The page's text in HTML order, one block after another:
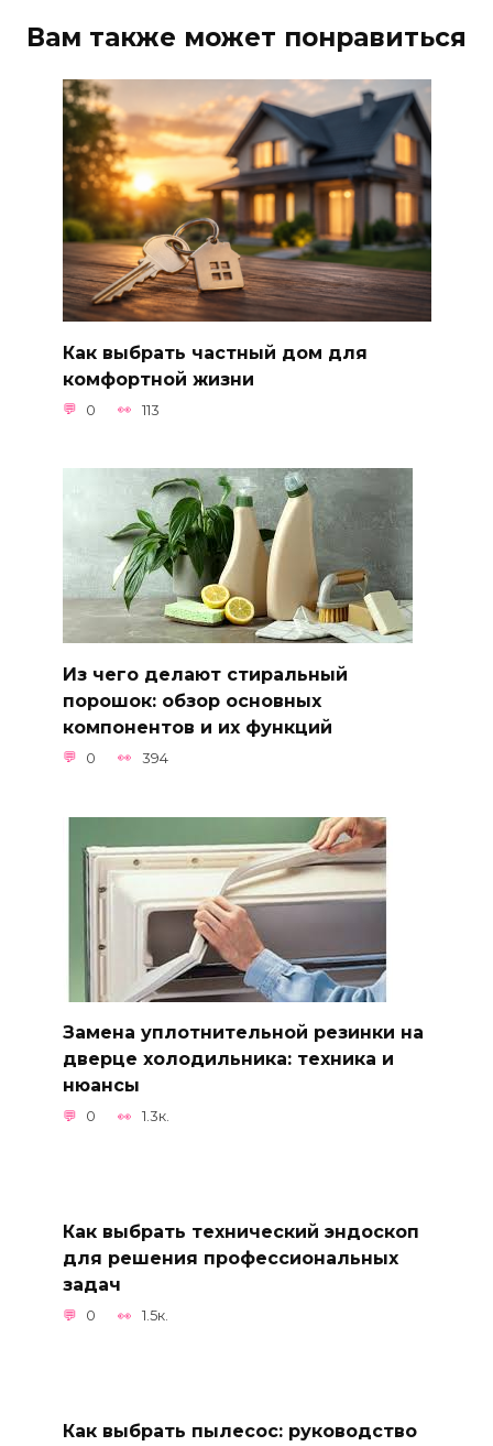
Вам также может понравиться
Как выбрать частный дом для
комфортной жизни
0 113
Из чего делают стиральный
порошок: обзор основных
компонентов и их функций
0 394
Замена уплотнительной резинки на
дверце холодильника: техника и
нюансы
0 1.3к.
Как выбрать технический эндоскоп
для решения профессиональных
задач
0 1.5к.
Как выбрать пылесос: руководство